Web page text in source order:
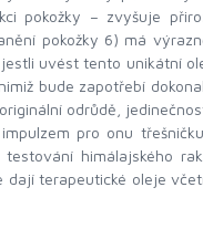
pokožky – zvyšuje
pokožky 6) má
uvést tento unikátní
bude zapotřebí
odrůdě,
pro onu
himálajského
terapeutické oleje